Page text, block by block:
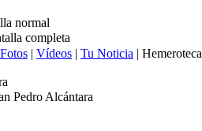
normal
completa
Fotos | Vídeos | Tu Noticia | Hemeroteca
Pedro Alcántara